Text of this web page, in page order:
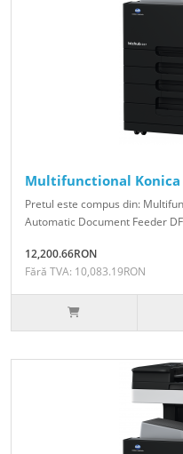
Multifunctional Konica
Pretul este compus din:
Automatic Document Feeder
12,200.66RON
Fără TVA: 10,083.19RON